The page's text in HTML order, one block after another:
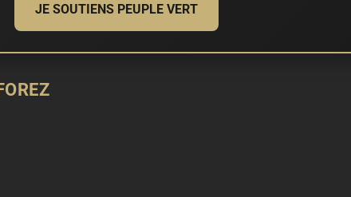
JE SOUTIENS PEUPLE VERT